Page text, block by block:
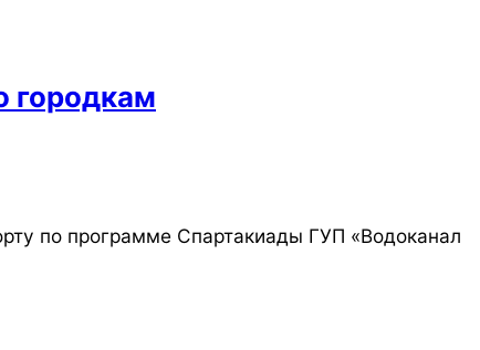
городкам
по программе Спартакиады ГУП «Водоканал